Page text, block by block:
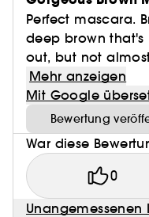
Perfect mascara.
deep brown
out, but not
Mehr anzeigen
Mit Google
Bewertung
War diese
0